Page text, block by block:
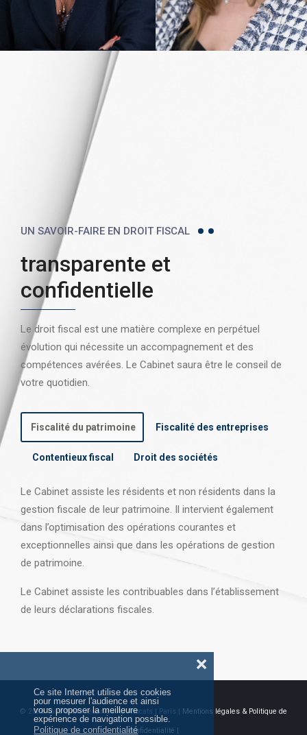
Ce site Internet utilise des cookies
pour mesurer l'audience et ainsi
vous proposer la meilleure
expérience de navigation possible.
Politique de confidentialité
❌
UN SAVOIR-FAIRE EN DROIT FISCAL
transparente et
confidentielle
Le droit fiscal est une matière complexe en perpétuel
évolution qui nécessite un accompagnement et des
compétences avérées. Le Cabinet saura être le conseil de
votre quotidien.
Fiscalité du patrimoine Fiscalité des entreprises
Contentieux fiscal Droit des sociétés
Le Cabinet assiste les résidents et non résidents dans la
gestion fiscale de leur patrimoine. Il intervient également
dans l’optimisation des opérations courantes et
exceptionnelles ainsi que dans les opérations de gestion
de patrimoine.
Le Cabinet assiste les contribuables dans l’établissement
de leurs déclarations fiscales.
© 2026 Tous droits réservés AJ Avocats | Paris | Mentions légales & Politique de
confidentialité |